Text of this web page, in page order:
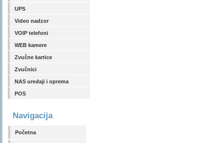
UPS
Video nadzor
VOIP telefoni
WEB kamere
Zvučne kartice
Zvučnici
NAS uređaji i oprema
POS
Navigacija
Početna